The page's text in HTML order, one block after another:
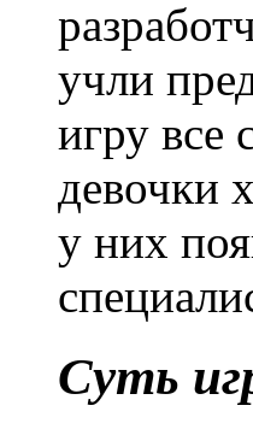
учли
игру все
девочки
у них
Суть